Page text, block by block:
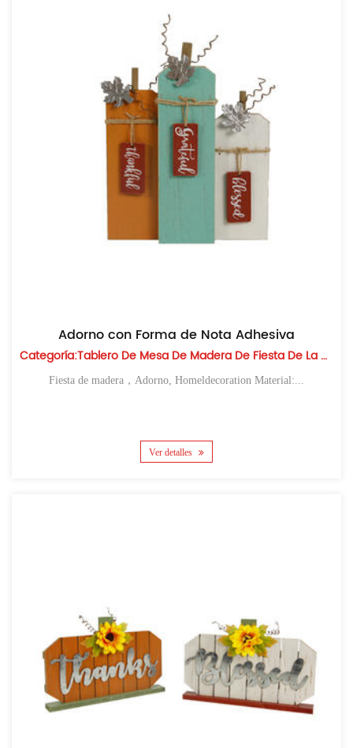
Adorno con Forma de Nota Adhesiva
Categoría:Tablero De Mesa De Madera De Fiesta De La Cosecha
Fiesta de madera，Adorno, Homeldecoration Material:...
Ver detalles